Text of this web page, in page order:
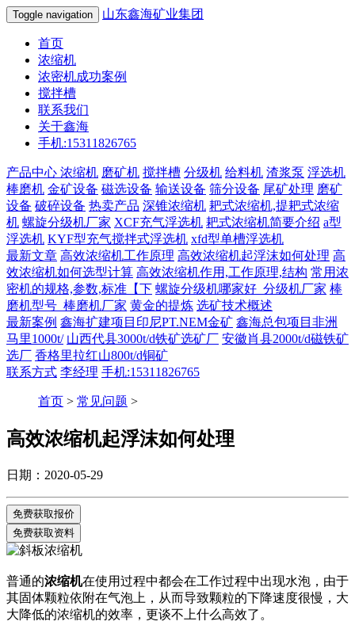
Toggle navigation 山东鑫海矿业集团
首页
浓缩机
浓密机成功案例
搅拌槽
联系我们
关于鑫海
手机:15311826765
产品中心 浓缩机 磨矿机 搅拌槽 分级机 给料机 渣浆泵 浮选机
棒磨机 金矿设备 磁选设备 输送设备 筛分设备 尾矿处理 磨矿
设备 破碎设备 热卖产品 深锥浓缩机 耙式浓缩机,提耙式浓缩
机 螺旋分级机厂家 XCF充气浮选机 耙式浓缩机简要介绍 a型
浮选机 KYF型充气搅拌式浮选机 xfd型单槽浮选机
最新文章 高效浓缩机工作原理 高效浓缩机起浮沫如何处理 高
效浓缩机如何选型计算 高效浓缩机作用,工作原理,结构 常用浓
密机的规格,参数,标准【下 螺旋分级机哪家好_分级机厂家 棒
磨机型号_棒磨机厂家 黄金的提炼 选矿技术概述
最新案例 鑫海扩建项目印尼PT.NEM金矿 鑫海总包项目非洲
马里1000t/ 山西代县3000t/d铁矿选矿厂 安徽肖县2000t/d磁铁矿
选厂 香格里拉红山800t/d铜矿
联系方式 李经理 手机:15311826765
首页 > 常见问题 >
高效浓缩机起浮沫如何处理
日期：2020-05-29
免费获取报价
免费获取资料
普通的浓缩机在使用过程中都会在工作过程中出现水泡，由于
其固体颗粒依附在气泡上，从而导致颗粒的下降速度很慢，大
大降低的浓缩机的效率，更谈不上什么高效了。